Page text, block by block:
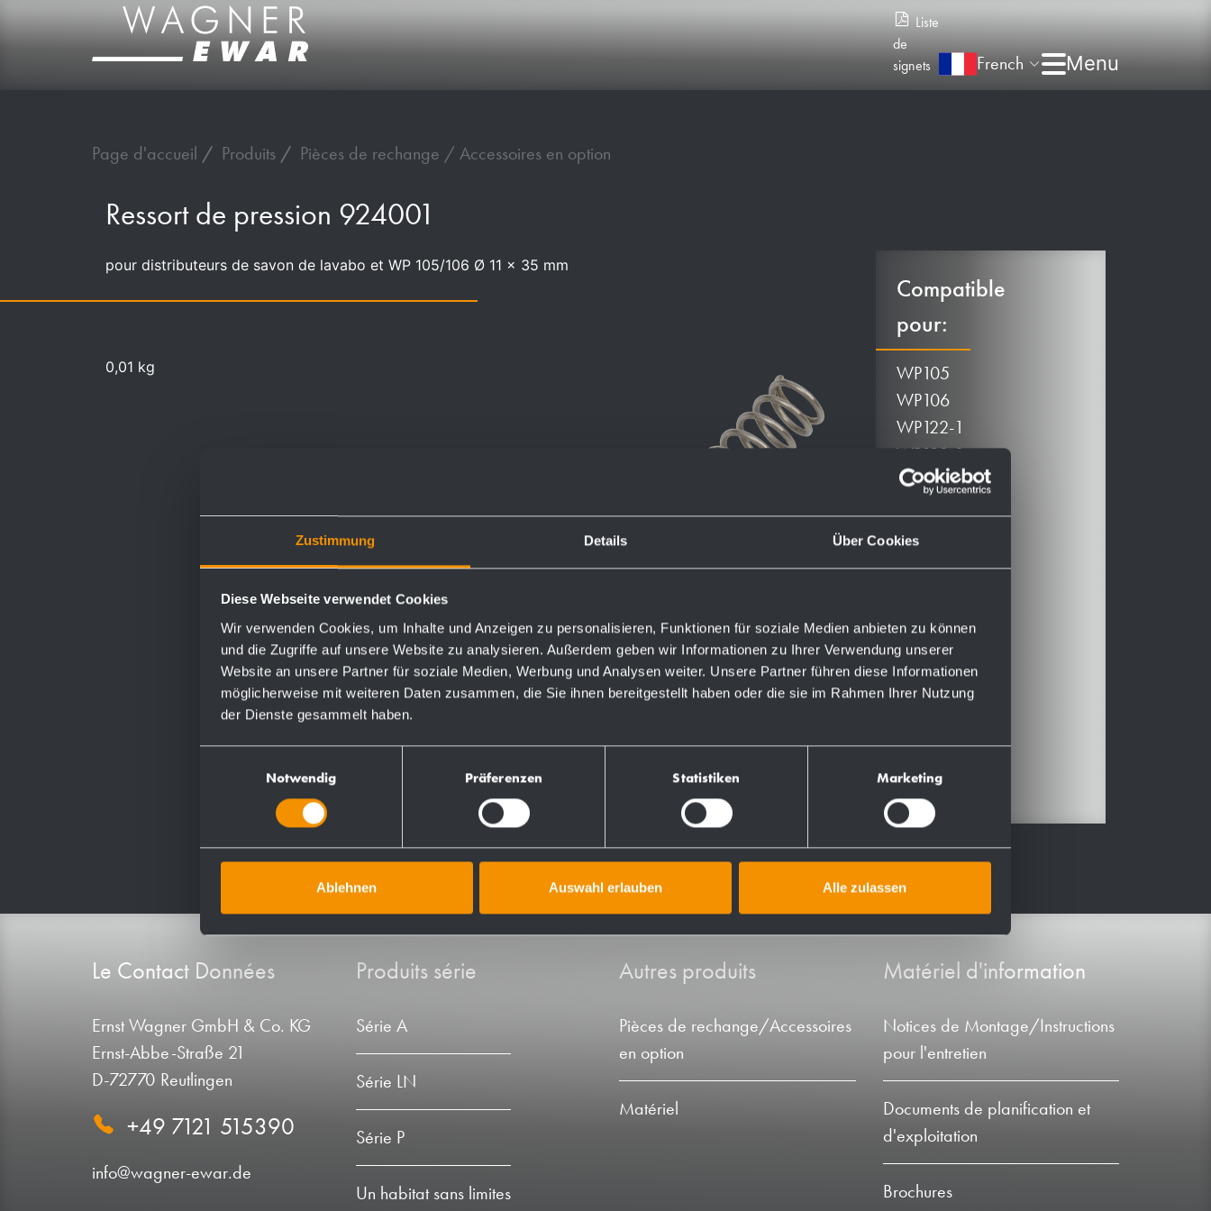
Zustimmung Details Über Cookies
Diese Webseite verwendet Cookies
Wir verwenden Cookies, um Inhalte und Anzeigen zu personalisieren, Funktionen für soziale Medien anbieten zu können
und die Zugriffe auf unsere Website zu analysieren. Außerdem geben wir Informationen zu Ihrer Verwendung unserer
Website an unsere Partner für soziale Medien, Werbung und Analysen weiter. Unsere Partner führen diese Informationen
möglicherweise mit weiteren Daten zusammen, die Sie ihnen bereitgestellt haben oder die sie im Rahmen Ihrer Nutzung
der Dienste gesammelt haben.
Notwendig Präferenzen Statistiken Marketing
Ablehnen Auswahl erlauben Alle zulassen
Liste
de
signets
French
Page d'accueil Produits Pièces de rechange / Accessoires en option
Ressort de pression 924001
pour distributeurs de savon de lavabo et WP 105/106 Ø 11 x 35 mm
0,01 kg
Compatible
pour:
WP105
WP106
WP122-1
WP122-3
WP189-1
WP190
WP191-1
WP192-3
WP193
WP194
WP195-10
Le Contact Données
Ernst Wagner GmbH & Co. KG
Ernst-Abbe-Straße 21
D-72770 Reutlingen
+49 7121 515390
info@wagner-ewar.de
Produits série
Série A
Série LN
Série P
Un habitat sans limites
Autres produits
Pièces de rechange/Accessoires
en option
Matériel
Matériel d'information
Notices de Montage/Instructions
pour l'entretien
Documents de planification et
d'exploitation
Brochures